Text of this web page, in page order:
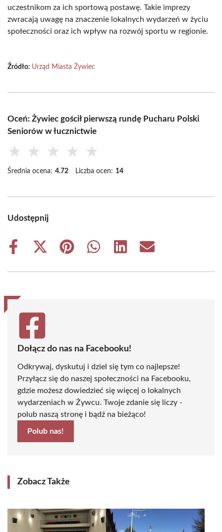
uczestnikom za ich sportową postawę. Takie imprezy
zwracają uwagę na znaczenie lokalnych wydarzeń w życiu
społeczności oraz ich wpływ na rozwój sportu w regionie.
Źródło: Urząd Miasta Żywiec
Oceń: Żywiec gościł pierwszą rundę Pucharu Polski
Seniorów w łucznictwie
★ ★ ★ ★ ★
Średnia ocena: 4.72 Liczba ocen: 14
Udostępnij
Share
Share
(Twitter)
Share
Share
Share
Share
Dołącz do nas na Facebooku!
Odkrywaj, dyskutuj i dziel się tym co najlepsze!
Przyłącz się do naszej społeczności na Facebooku,
gdzie możesz dowiedzieć się więcej o lokalnych
wydarzeniach w Żywcu. Twoje zdanie się liczy -
polub naszą stronę i bądź na bieżąco!
Polub nas!
Zobacz Także